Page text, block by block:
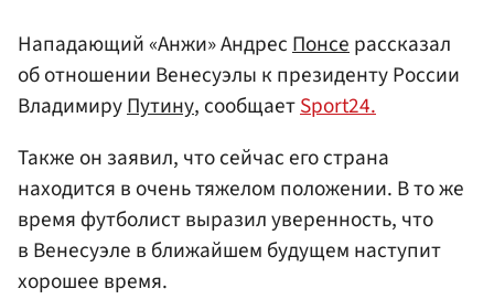
Нападающий «Анжи» АндресПонсерассказал
об отношении Венесуэлы к президенту России
ВладимируПутину, сообщаетSport24.
Также он заявил, что сейчас его страна
находится в очень тяжелом положении. В то же
время футболист выразил уверенность, что
в Венесуэле в ближайшем будущем наступит
хорошее время.